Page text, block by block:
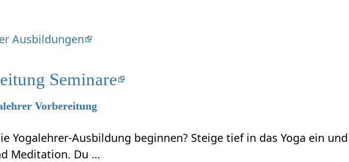
Ausbildungen
Seminare
Vorbereitung
Yogalehrer-Ausbildung beginnen? Steige tief in das Yoga ein
Meditation. Du …